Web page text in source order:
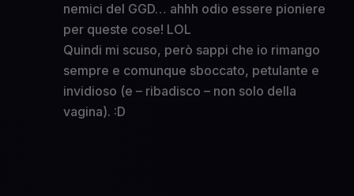
nemici del GGD… ahhh odio essere pioniere
per queste cose! LOL
Quindi mi scuso, però sappi che io rimango
sempre e comunque sboccato, petulante e
invidioso (e – ribadisco – non solo della
vagina). :D